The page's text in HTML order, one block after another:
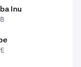
Inu